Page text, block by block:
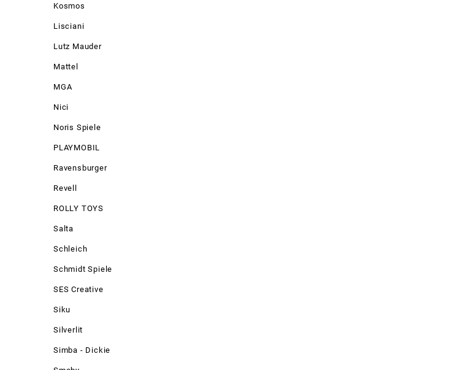
Kosmos
Lisciani
Lutz Mauder
Mattel
MGA
Nici
Noris Spiele
PLAYMOBIL
Ravensburger
Revell
ROLLY TOYS
Salta
Schleich
Schmidt Spiele
SES Creative
Siku
Silverlit
Simba - Dickie